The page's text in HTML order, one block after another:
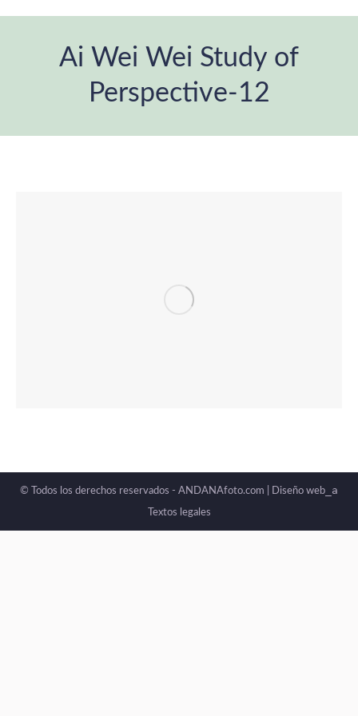
Ai Wei Wei Study of
Perspective-12
© Todos los derechos reservados - ANDANAfoto.com | Diseño web _a
Textos legales